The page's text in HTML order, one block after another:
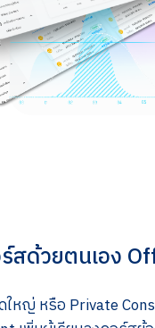
สด้วยตนเอง
หญ่ หรือ Private